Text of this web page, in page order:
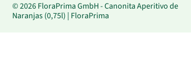
© 2026 FloraPrima GmbH - Canonita Aperitivo de
Naranjas (0,75l) | FloraPrima